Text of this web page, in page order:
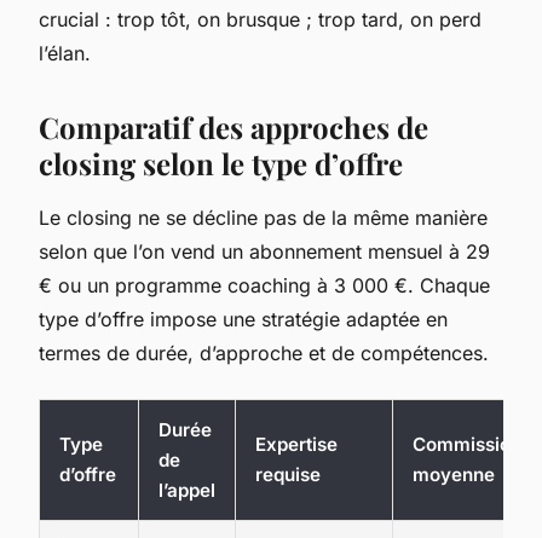
crucial : trop tôt, on brusque ; trop tard, on perd
l’élan.
Comparatif des approches de
closing selon le type d’offre
Le closing ne se décline pas de la même manière
selon que l’on vend un abonnement mensuel à 29
€ ou un programme coaching à 3 000 €. Chaque
type d’offre impose une stratégie adaptée en
termes de durée, d’approche et de compétences.
Type
d’offre
Durée
de
l’appel
Expertise
requise
Commission
moyenne